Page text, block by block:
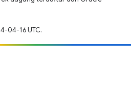
04-16 UTC.